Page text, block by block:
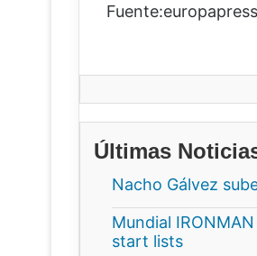
Últimas
Nacho Gálvez
Mundial
start lists